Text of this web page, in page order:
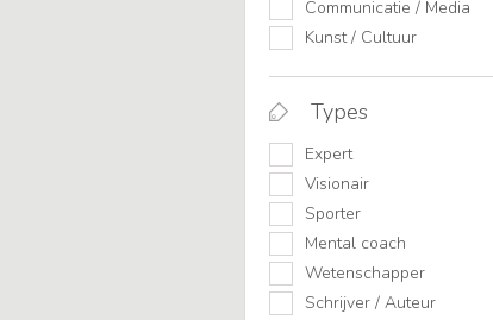
Communicatie / Media
Kunst / Cultuur
Types
Expert
Visionair
Sporter
Mental coach
Wetenschapper
Schrijver / Auteur